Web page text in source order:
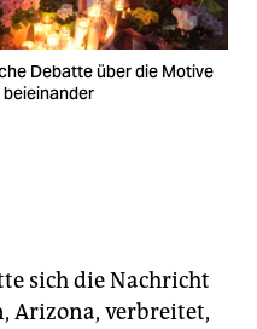
Debatte über die Motive
sich die Nachricht
Arizona, verbreitet,